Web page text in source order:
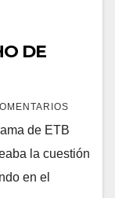
DE
de ETB
la cuestión
en el